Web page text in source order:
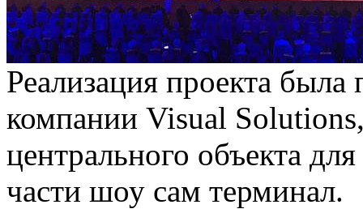
Реализация проекта была
компании Visual Solutions,
центрального объекта
части шоу сам терминал.